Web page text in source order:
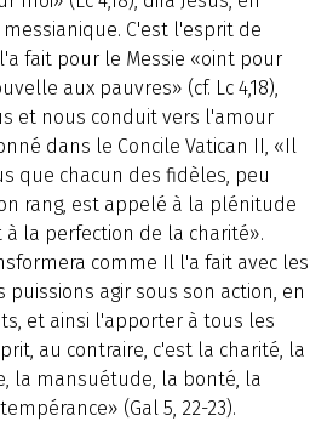
C'est l'esprit de
fait pour le Messie «oint pour
aux pauvres» (cf. Lc 4,18),
et nous conduit vers l'amour
dans le Concile Vatican II, «Il
que chacun des fidèles, peu
rang, est appelé à la plénitude
la perfection de la charité».
comme Il l'a fait avec les
agir sous son action, en
et ainsi l'apporter à tous les
au contraire, c'est la charité, la
la mansuétude, la bonté, la
(Gal 5, 22-23).